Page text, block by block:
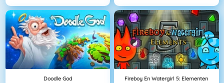
Doodle God Fireboy En Watergirl 5: Elementen